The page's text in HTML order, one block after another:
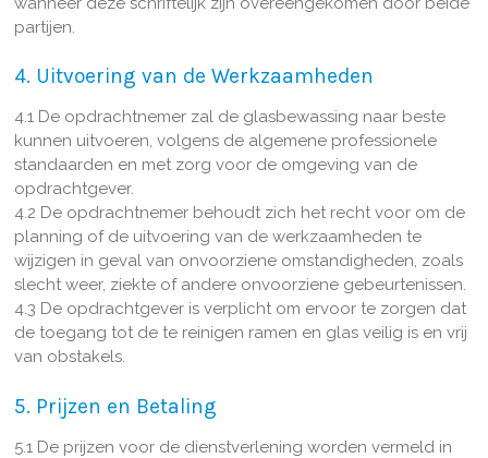
partijen.
4. Uitvoering van de Werkzaamheden
4.1 De opdrachtnemer zal de glasbewassing naar beste
kunnen uitvoeren, volgens de algemene professionele
standaarden en met zorg voor de omgeving van de
opdrachtgever.
4.2 De opdrachtnemer behoudt zich het recht voor om de
planning of de uitvoering van de werkzaamheden te
wijzigen in geval van onvoorziene omstandigheden, zoals
slecht weer, ziekte of andere onvoorziene gebeurtenissen.
4.3 De opdrachtgever is verplicht om ervoor te zorgen dat
de toegang tot de te reinigen ramen en glas veilig is en vrij
van obstakels.
5. Prijzen en Betaling
5.1 De prijzen voor de dienstverlening worden vermeld in